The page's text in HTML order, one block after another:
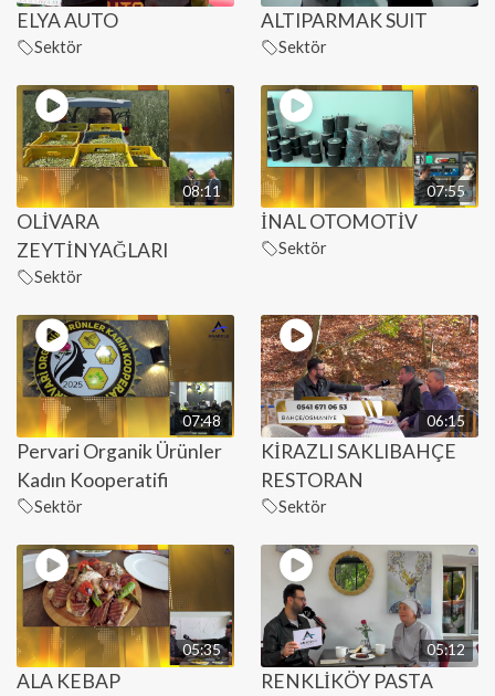
ELYA AUTO
Sektör
ALTIPARMAK SUIT
Sektör
08:11
OLİVARA
ZEYTİNYAĞLARI
Sektör
07:55
İNAL OTOMOTİV
Sektör
07:48
Pervari Organik Ürünler
Kadın Kooperatifi
Sektör
06:15
KİRAZLI SAKLIBAHÇE
RESTORAN
Sektör
05:35
ALA KEBAP
05:12
RENKLİKÖY PASTA